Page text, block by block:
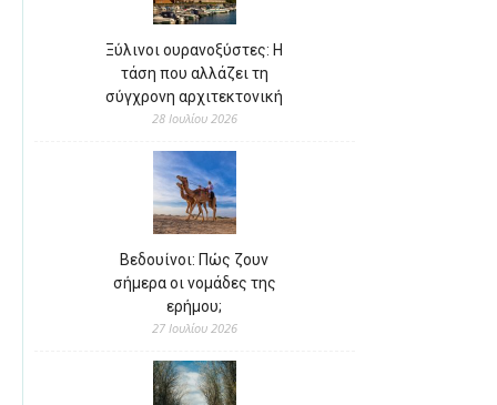
Ξύλινοι ουρανοξύστες: Η
τάση που αλλάζει τη
σύγχρονη αρχιτεκτονική
28 Ιουλίου 2026
Βεδουίνοι: Πώς ζουν
σήμερα οι νομάδες της
ερήμου;
27 Ιουλίου 2026